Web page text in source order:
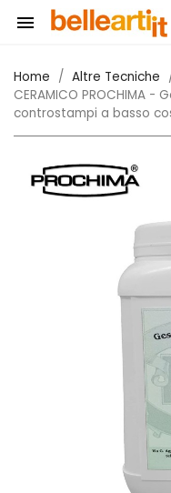

Home Altre Tecniche
CERAMICO PROCHIMA
controstampi a basso